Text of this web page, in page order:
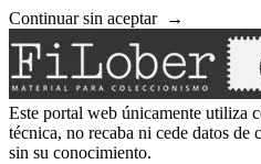
Continuar sin aceptar →
Este portal web únicamente utiliza
técnica, no recaba ni cede datos de
sin su conocimiento.